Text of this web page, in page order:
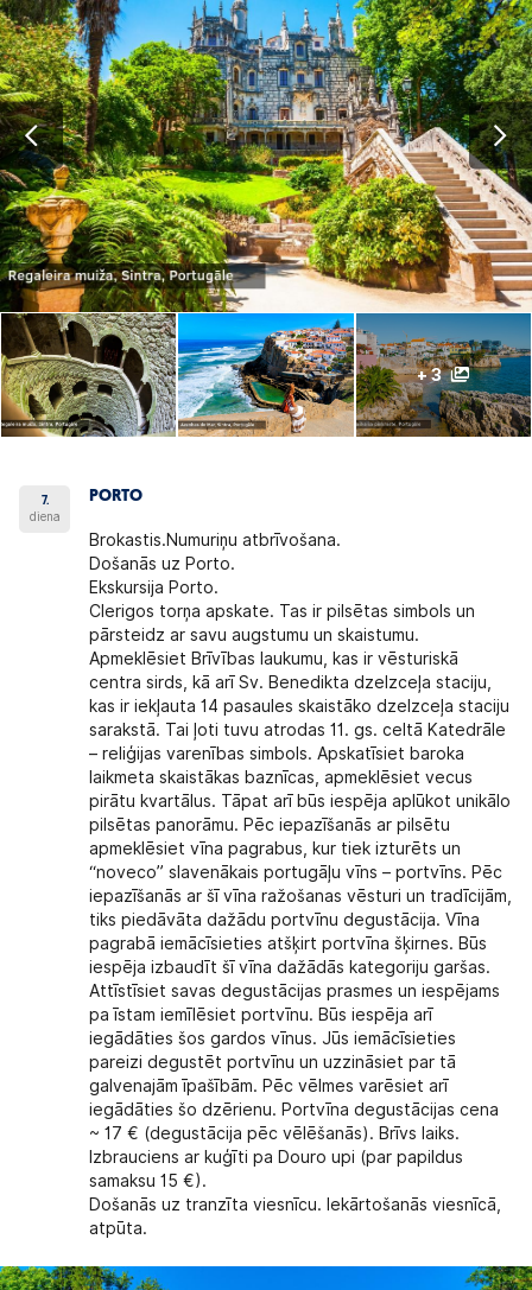
+ 3
7.
diena
PORTO
Brokastis.Numuriņu atbrīvošana.
Došanās uz Porto.
Ekskursija Porto.
Clerigos torņa apskate. Tas ir pilsētas simbols un
pārsteidz ar savu augstumu un skaistumu.
Apmeklēsiet Brīvības laukumu, kas ir vēsturiskā
centra sirds, kā arī Sv. Benedikta dzelzceļa staciju,
kas ir iekļauta 14 pasaules skaistāko dzelzceļa staciju
sarakstā. Tai ļoti tuvu atrodas 11. gs. celtā Katedrāle
– reliģijas varenības simbols. Apskatīsiet baroka
laikmeta skaistākas baznīcas, apmeklēsiet vecus
pirātu kvartālus. Tāpat arī būs iespēja aplūkot unikālo
pilsētas panorāmu. Pēc iepazīšanās ar pilsētu
apmeklēsiet vīna pagrabus, kur tiek izturēts un
“noveco” slavenākais portugāļu vīns – portvīns. Pēc
iepazīšanās ar šī vīna ražošanas vēsturi un tradīcijām,
tiks piedāvāta dažādu portvīnu degustācija. Vīna
pagrabā iemācīsieties atšķirt portvīna šķirnes. Būs
iespēja izbaudīt šī vīna dažādās kategoriju garšas.
Attīstīsiet savas degustācijas prasmes un iespējams
pa īstam iemīlēsiet portvīnu. Būs iespēja arī
iegādāties šos gardos vīnus. Jūs iemācīsieties
pareizi degustēt portvīnu un uzzināsiet par tā
galvenajām īpašībām. Pēc vēlmes varēsiet arī
iegādāties šo dzērienu. Portvīna degustācijas cena
~ 17 € (degustācija pēc vēlēšanās). Brīvs laiks.
Izbrauciens ar kuģīti pa Douro upi (par papildus
samaksu 15 €).
Došanās uz tranzīta viesnīcu. Iekārtošanās viesnīcā,
atpūta.